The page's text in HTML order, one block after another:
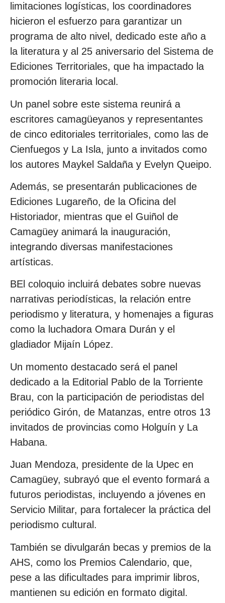
limitaciones logísticas, los coordinadores
hicieron el esfuerzo para garantizar un
programa de alto nivel, dedicado este año a
la literatura y al 25 aniversario del Sistema de
Ediciones Territoriales, que ha impactado la
promoción literaria local.
Un panel sobre este sistema reunirá a
escritores camagüeyanos y representantes
de cinco editoriales territoriales, como las de
Cienfuegos y La Isla, junto a invitados como
los autores Maykel Saldaña y Evelyn Queipo.
Además, se presentarán publicaciones de
Ediciones Lugareño, de la Oficina del
Historiador, mientras que el Guiñol de
Camagüey animará la inauguración,
integrando diversas manifestaciones
artísticas.
BEl coloquio incluirá debates sobre nuevas
narrativas periodísticas, la relación entre
periodismo y literatura, y homenajes a figuras
como la luchadora Omara Durán y el
gladiador Mijaín López.
Un momento destacado será el panel
dedicado a la Editorial Pablo de la Torriente
Brau, con la participación de periodistas del
periódico Girón, de Matanzas, entre otros 13
invitados de provincias como Holguín y La
Habana.
Juan Mendoza, presidente de la Upec en
Camagüey, subrayó que el evento formará a
futuros periodistas, incluyendo a jóvenes en
Servicio Militar, para fortalecer la práctica del
periodismo cultural.
También se divulgarán becas y premios de la
AHS, como los Premios Calendario, que,
pese a las dificultades para imprimir libros,
mantienen su edición en formato digital.